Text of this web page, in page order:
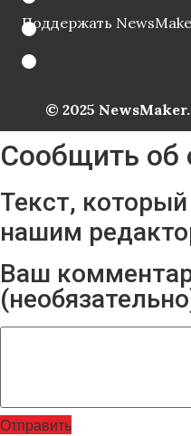
Поддержать
© 2025
Сообщить об
Текст,
нашим
Ваш
Отправить